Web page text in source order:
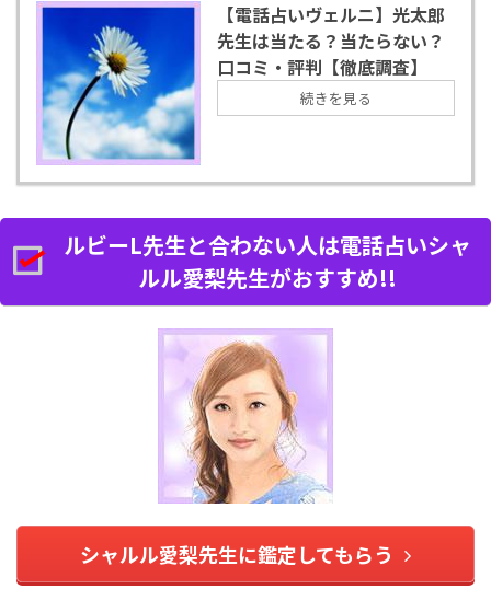
【電話占いヴェルニ】光太郎
先生は当たる？当たらない？
口コミ・評判【徹底調査】
続きを見る
ルビーL先生と合わない人は電話占いシャ
ルル愛梨先生がおすすめ!!
シャルル愛梨先生に鑑定してもらう